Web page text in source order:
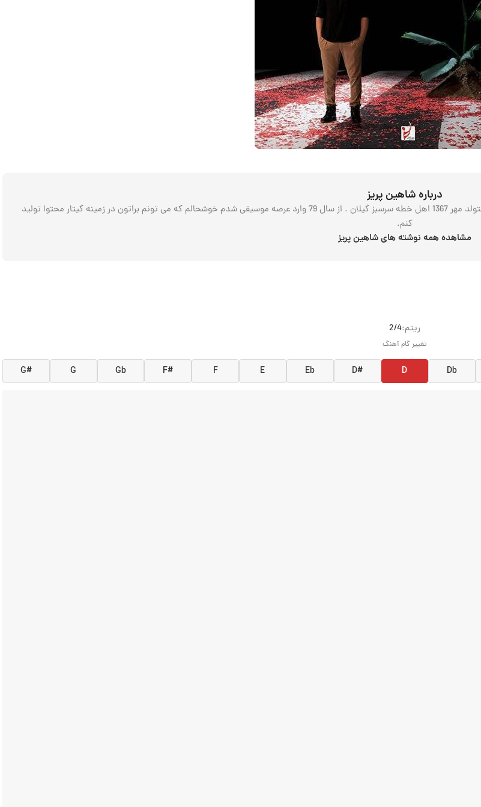
درباره شاهین پریز
درود بر همه شما همراهان محترم موسیقی . شاهین پریز هستم نوازنده و مدرس گیتار متولد مهر 1367 اهل خطه سرسبز گیلان . از سال 79 وارد عرصه موسیقی شدم خوشحالم که می تونم براتون در زمینه گیتار محتوا تولید
کنم.
مشاهده همه نوشته های شاهین پریز
ريتم:2/4
تغییر گام آهنگ
Db
D
D#
Eb
E
F
F#
Gb
G
G#